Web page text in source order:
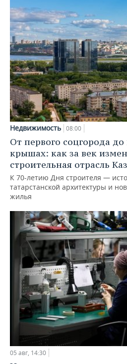
Недвижимость 08:00
От первого соцгорода
крышах: как за век
строительная отрасль
К 70-летию Дня строителя —
татарстанской архитектуры и
жилья
05 авг, 14:30